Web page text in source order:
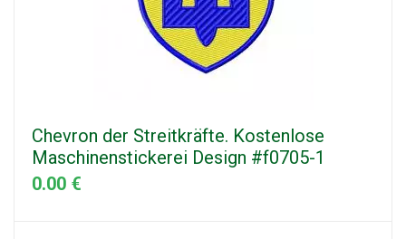
Chevron der Streitkräfte. Kostenlose
Maschinenstickerei Design #f0705-1
0.00 €